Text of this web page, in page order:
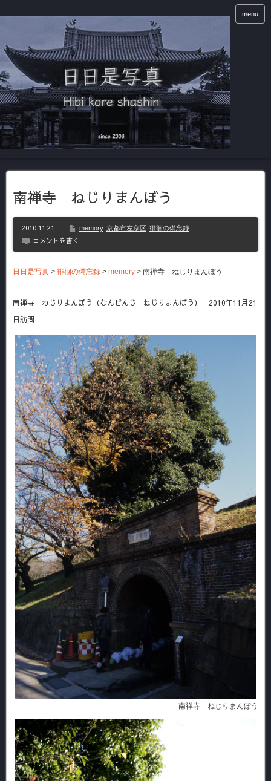
menu
南禅寺 ねじりまんぼう
2010.11.21 memory 京都市左京区 徘徊の備忘録
コメントを書く
日日是写真 > 徘徊の備忘録 > memory > 南禅寺 ねじりまんぼう
南禅寺 ねじりまんぼう（なんぜんじ ねじりまんぼう） 2010年11月21
日訪問
南禅寺 ねじりまんぼう